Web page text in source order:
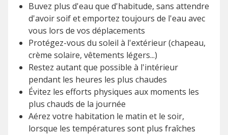
Buvez plus d'eau que d'habitude, sans attendre
d'avoir soif et emportez toujours de l'eau avec
vous lors de vos déplacements
Protégez-vous du soleil à l'extérieur (chapeau,
crème solaire, vêtements légers...)
Restez autant que possible à l'intérieur
pendant les heures les plus chaudes
Évitez les efforts physiques aux moments les
plus chauds de la journée
Aérez votre habitation le matin et le soir,
lorsque les températures sont plus fraîches